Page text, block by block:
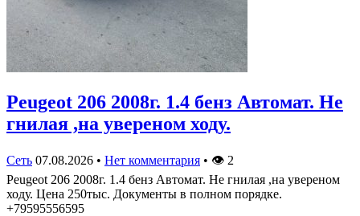
Peugeot 206 2008г. 1.4 бенз Автомат. Не
гнилая ,на увереном ходу.
Сеть 07.08.2026 • Нет комментария • 👁 2
Peugeot 206 2008г. 1.4 бенз Автомат. Не гнилая ,на увереном
ходу. Цена 250тыс. Документы в полном порядке.
+79595556595